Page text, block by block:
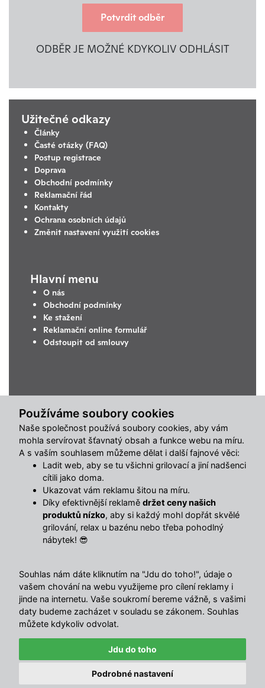
Používáme soubory cookies
Naše společnost používá soubory cookies, aby vám
mohla servírovat šťavnatý obsah a funkce webu na míru.
A s vaším souhlasem můžeme dělat i další fajnové věci:
Ladit web, aby se tu všichni grilovací a jiní nadšenci
cítili jako doma.
Ukazovat vám reklamu šitou na míru.
Díky efektivnější reklamě držet ceny našich
produktů nízko, aby si každý mohl dopřát skvělé
grilování, relax u bazénu nebo třeba pohodlný
nábytek! 😎
Souhlas nám dáte kliknutím na "Jdu do toho!", údaje o
vašem chování na webu využijeme pro cílení reklamy i
jinde na internetu. Vaše soukromí bereme vážně, s vašimi
daty budeme zacházet v souladu se zákonem. Souhlas
můžete kdykoliv odvolat.
Jdu do toho
Podrobné nastavení
Potvrdit odběr
ODBĚR JE MOŽNÉ KDYKOLIV ODHLÁSIT
Užitečné odkazy
Články
Časté otázky (FAQ)
Postup registrace
Doprava
Obchodní podmínky
Reklamační řád
Kontakty
Ochrana osobních údajů
Změnit nastavení využití cookies
Hlavní menu
O nás
Obchodní podmínky
Ke stažení
Reklamační online formulář
Odstoupit od smlouvy
4.5/ 5
názory
© Avenberg.cz | Všechna
</MajorShop>
🔥 TOTÁLNÍ VÝPRODEJ SKLADU 🔥
Nabídka končí za:
01
DNY
16
HOD
20
MIN
Sleva 750 Kč nad 5 000 Kč
nebo 1 500 Kč nad 10 000 Kč